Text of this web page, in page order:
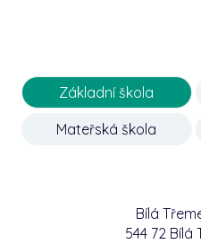
Základní škola
Mateřská škola
Bílá
544 72 Bílá